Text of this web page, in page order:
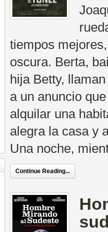
tiempos
oscura. Berta,
hija Betty,
a un anuncio
alquilar una
alegra la casa y
Una noche,
Continue Reading...